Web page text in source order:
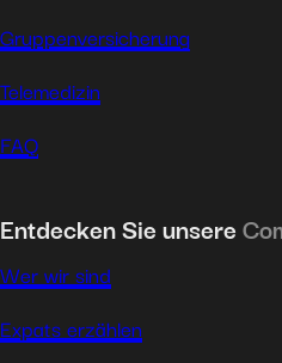
Gruppenversicherung
Telemedizin
FAQ
Entdecken Sie unsere
Wer wir sind
Expats erzählen